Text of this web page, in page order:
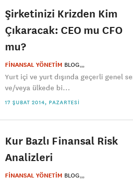
Şirketinizi Krizden Kim
Çıkaracak: CEO mu CFO
mu?
FİNANSAL YÖNETİM BLOG
Yurt içi ve yurt dışında geçerli genel
ve/veya ülkede bi...
17 ŞUBAT 2014, PAZARTESI
Kur Bazlı Finansal Risk
Analizleri
FİNANSAL YÖNETİM BLOG